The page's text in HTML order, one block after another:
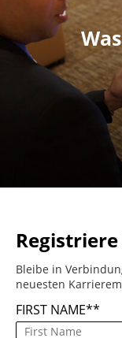
Bleibe in
neuesten
FIRST NAME*